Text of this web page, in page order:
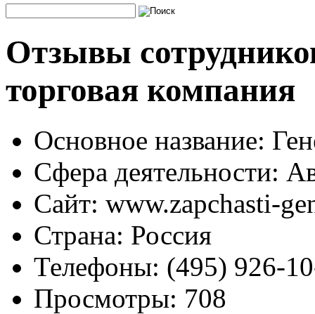
Отзывы
торговая компания
Основное название:
Сфера деятельности:
Сайт: www.zapchasti-
Страна: Россия
Телефоны: (495) 926-
Просмотры: 708